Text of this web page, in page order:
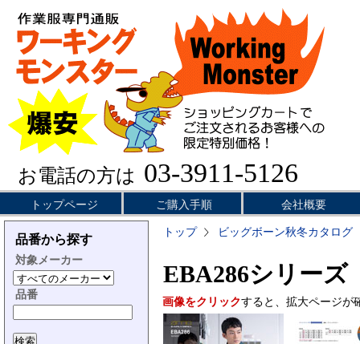
お電話の方は 03-3911-5126
トップページ ご購入手順 会社概要
品番から探す
対象メーカー
品番
トップ ビッグボーン秋冬カタログ
EBA286シリーズ
画像をクリックすると、拡大ページが